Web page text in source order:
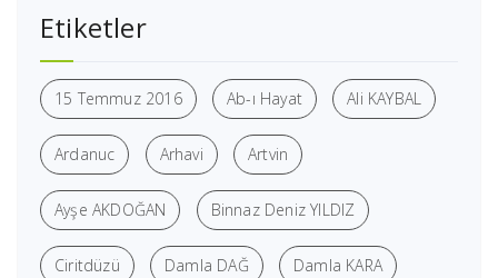
Etiketler
15 Temmuz 2016 Ab-ı Hayat Ali KAYBAL
Ardanuc Arhavi Artvin
Ayşe AKDOĞAN Binnaz Deniz YILDIZ
Ciritdüzü Damla DAĞ Damla KARA